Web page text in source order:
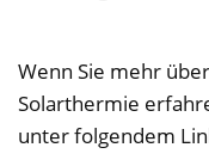
Wenn Sie mehr
Solarthermie
unter folgendem